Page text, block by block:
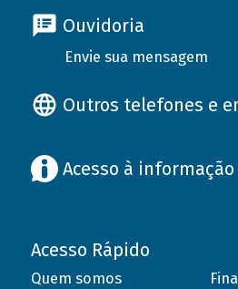
Ouvidoria
Envie sua mensagem
Outros telefones e
Acesso à informação
Acesso Rápido
Quem somos